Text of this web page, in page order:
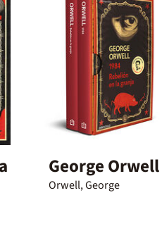
George Orwell
Orwell, George